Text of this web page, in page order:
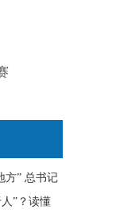
方” 总书记
”？读懂